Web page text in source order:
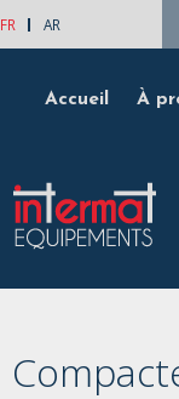
FR AR
Accueil À